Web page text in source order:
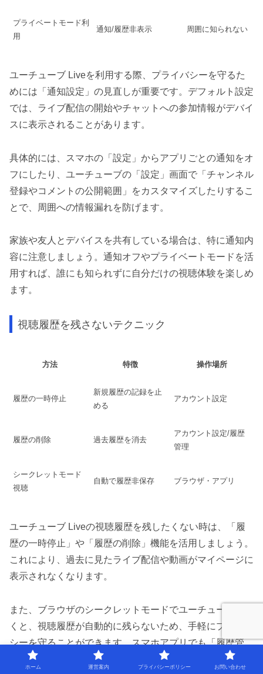
プライベートモード利
用
通知/履歴非表示 周囲に知られない
ユーチューブ Liveを利用する際、プライバシーを守るた
めには「通知設定」の見直しが重要です。デフォルト設定
では、ライブ配信の開始やチャットへの参加情報がデバイ
スに表示されることがあります。
具体的には、スマホの「設定」からアプリごとの通知をオ
フにしたり、ユーチューブの「設定」画面で「チャンネル
登録やコメントの公開範囲」をカスタマイズしたりするこ
とで、周囲への情報漏れを防げます。
家族や友人とデバイスを共有している場合は、特に通知内
容に注意しましょう。通知オフやプライベートモードを活
用すれば、誰にも知られずに自分だけの視聴体験を楽しめ
ます。
視聴履歴を残さないテクニック
方法 特徴 操作場所
履歴の一時停止
新規履歴の記録を止
める
アカウント設定
履歴の削除 過去履歴を消去
アカウント設定/履歴
管理
シークレットモード
視聴
自動で履歴非保存 ブラウザ・アプリ
ユーチューブ Liveの視聴履歴を残したくない時は、「履
歴の一時停止」や「履歴の削除」機能を活用しましょう。
これにより、過去に見たライブ配信や動画がマイページに
表示されなくなります。
また、ブラウザのシークレットモードでユーチューブを開
くと、視聴履歴が自動的に残らないため、手軽にプライバ
シーを守ることができます。スマホアプリでも「履歴管
理」から簡単に削除や一時停止が可能です。
ホーム 運営案内 プライバシーポリシー お問い合わせ